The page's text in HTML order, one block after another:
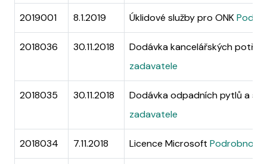
2019001 8.1.2019 Úklidové služby pro ONK
2018036 30.11.2018
Dodávka kancelářských
zadavatele
2018035 30.11.2018
Dodávka odpadních pytlů a
zadavatele
2018034 7.11.2018 Licence Microsoft Podrobnosti